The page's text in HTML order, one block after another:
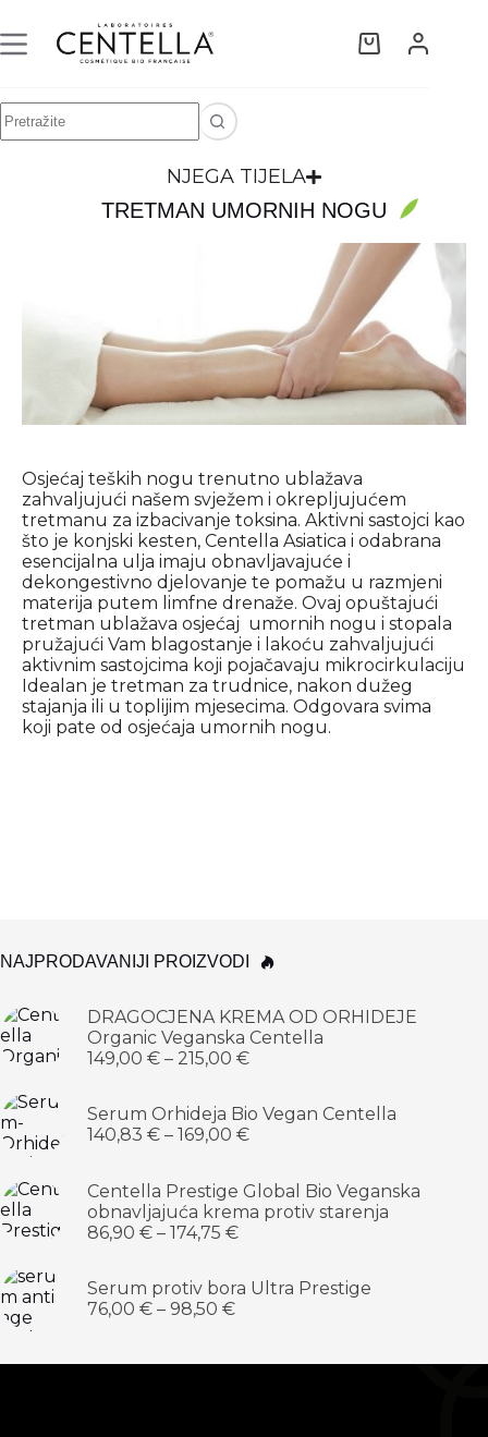
NJEGA TIJELA
TRETMAN UMORNIH NOGU
Osjećaj teških nogu trenutno ublažava
zahvaljujući našem svježem i okrepljujućem
tretmanu za izbacivanje toksina. Aktivni sastojci kao
što je konjski kesten, Centella Asiatica i odabrana
esencijalna ulja imaju obnavljavajuće i
dekongestivno djelovanje te pomažu u razmjeni
materija putem limfne drenaže. Ovaj opuštajući
tretman ublažava osjećaj umornih nogu i stopala
pružajući Vam blagostanje i lakoću zahvaljujući
aktivnim sastojcima koji pojačavaju mikrocirkulaciju
Idealan je tretman za trudnice, nakon dužeg
stajanja ili u toplijim mjesecima. Odgovara svima
koji pate od osjećaja umornih nogu.
NAJPRODAVANIJI PROIZVODI
DRAGOCJENA KREMA OD ORHIDEJE
Organic Veganska Centella
149,00 € – 215,00 €
Serum Orhideja Bio Vegan Centella
140,83 € – 169,00 €
Centella Prestige Global Bio Veganska
obnavljajuća krema protiv starenja
86,90 € – 174,75 €
Serum protiv bora Ultra Prestige
76,00 € – 98,50 €